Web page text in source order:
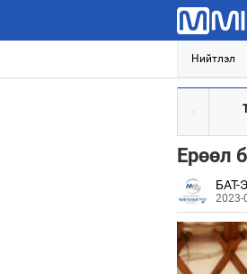
Нийтлэл
Ерөөл
БАТ-
2023-